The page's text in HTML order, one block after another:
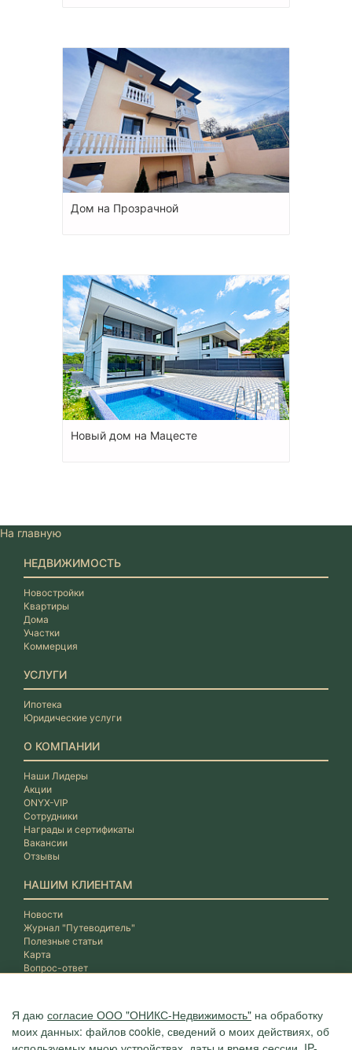
Дом на Прозрачной
Новый дом на Мацесте
Я даю согласие ООО "ОНИКС-Недвижимость" на обработку
моих данных: файлов cookie, сведений о моих действиях, об
На главную
НЕДВИЖИМОСТЬ
Новостройки
Квартиры
Дома
Участки
Коммерция
УСЛУГИ
Ипотека
Юридические услуги
О КОМПАНИИ
Наши Лидеры
Акции
ONYX-VIP
Сотрудники
Награды и сертификаты
Вакансии
Отзывы
НАШИМ КЛИЕНТАМ
Новости
Журнал "Путеводитель"
Полезные статьи
Карта
Вопрос-ответ